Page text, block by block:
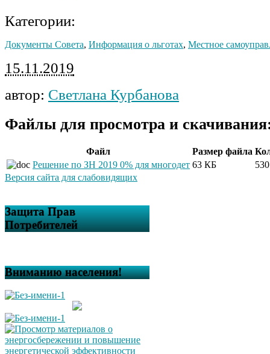
Категории:
Документы Совета, Информация о льготах, Местное
15.11.2019
автор: Светлана Курбанова
Файлы для просмотра и
Файл Размер файла
Решение по ЗН 2019 0% для многодет 63 КБ
530
Версия сайта для слабовидящих
Защита Прав
Потребителей
Вниманию населения!